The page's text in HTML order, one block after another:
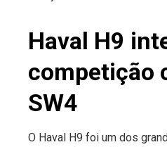
Haval H9
competição
SW4
O Haval H9 foi um dos